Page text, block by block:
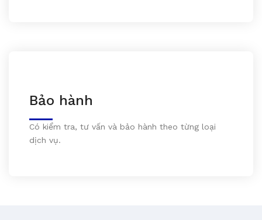
Bảo hành
Có kiểm tra, tư vấn và bảo hành theo từng loại
dịch vụ.